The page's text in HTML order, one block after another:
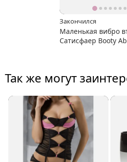
Закончился
Маленькая вибро
Сатисфаер Booty Absolute
Так же могут